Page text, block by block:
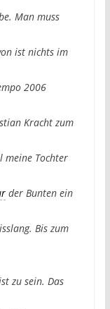
Man muss
ist nichts im
2006
Kracht zum
meine Tochter
der Bunten ein
Bis zum
zu sein. Das